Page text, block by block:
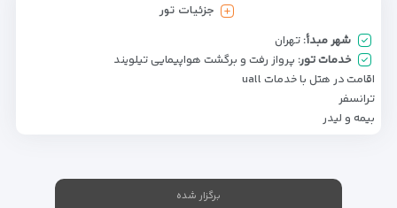
جزئیات تور
شهر مبدأ: تهران
خدمات تور: پرواز رفت و برگشت هواپیمایی تیلویند
اقامت در هتل با خدمات uall
ترانسفر
بیمه و لیدر
برگزار شده